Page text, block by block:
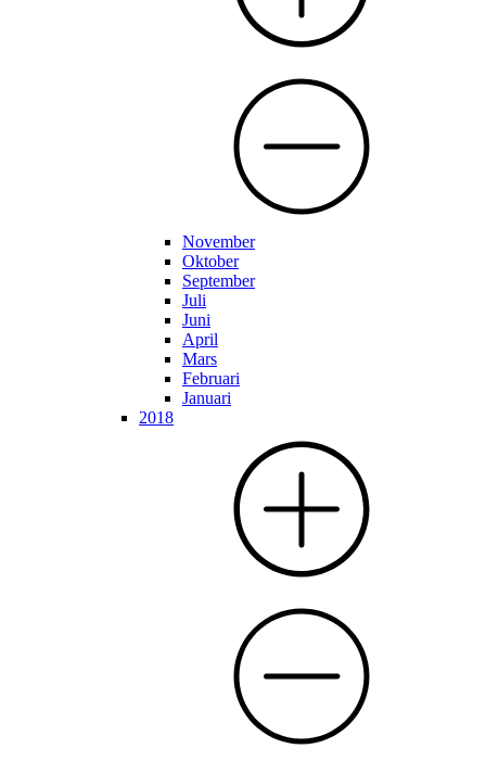
November
Oktober
September
Juli
Juni
April
Mars
Februari
Januari
2018